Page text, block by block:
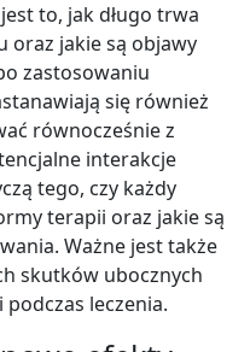
to, jak długo trwa
oraz jakie są objawy
zastosowaniu
się również
równocześnie z
interakcje
tego, czy każdy
terapii oraz jakie są
Ważne jest także
skutków ubocznych
leczenia.